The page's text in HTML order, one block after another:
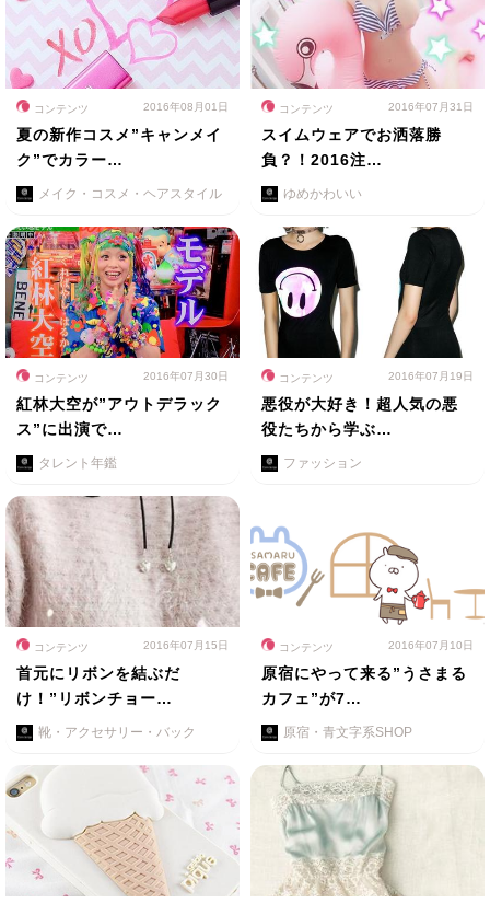
コンテンツ 2016年08月01日
夏の新作コスメ”キャンメイ
ク”でカラー…
メイク・コスメ・ヘアスタイル
コンテンツ 2016年07月31日
スイムウェアでお洒落勝
負？！2016注…
ゆめかわいい
コンテンツ 2016年07月30日
紅林大空が”アウトデラック
ス”に出演で…
タレント年鑑
コンテンツ 2016年07月19日
悪役が大好き！超人気の悪
役たちから学ぶ…
ファッション
コンテンツ 2016年07月15日
首元にリボンを結ぶだ
け！”リボンチョー…
靴・アクセサリー・バック
コンテンツ 2016年07月10日
原宿にやって来る”うさまる
カフェ”が7…
原宿・青文字系SHOP